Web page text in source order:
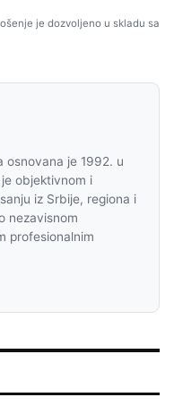
je dozvoljeno u skladu sa
osnovana je 1992. u
objektivnom i
iz Srbije, regiona i
nezavisnom
profesionalnim